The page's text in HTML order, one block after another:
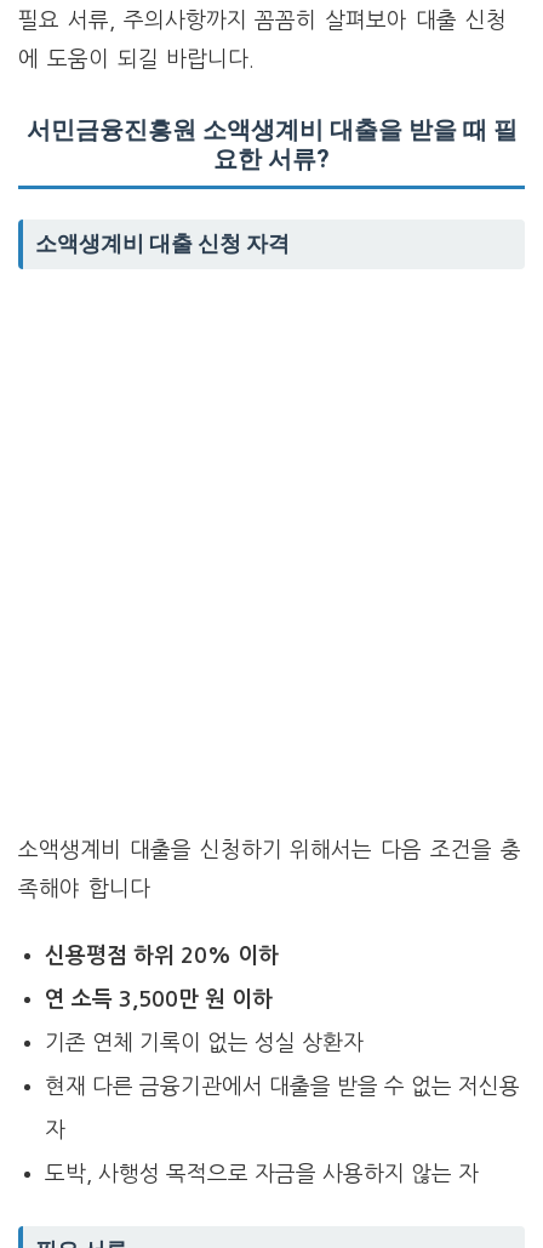
필요 서류, 주의사항까지 꼼꼼히 살펴보아 대출 신청
에 도움이 되길 바랍니다.
서민금융진흥원 소액생계비 대출을 받을 때 필
요한 서류?
소액생계비 대출 신청 자격
소액생계비 대출을 신청하기 위해서는 다음 조건을 충
족해야 합니다
신용평점 하위 20% 이하
연 소득 3,500만 원 이하
기존 연체 기록이 없는 성실 상환자
현재 다른 금융기관에서 대출을 받을 수 없는 저신용
자
도박, 사행성 목적으로 자금을 사용하지 않는 자